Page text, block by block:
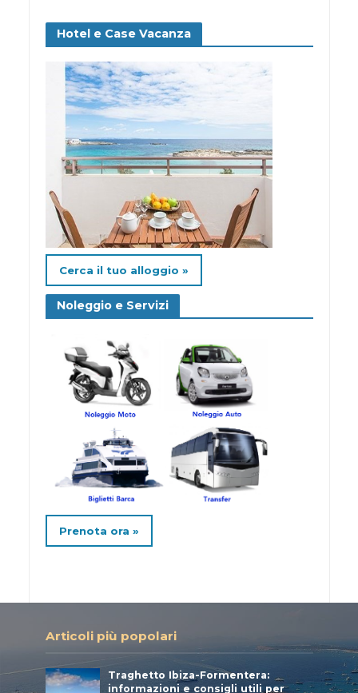
Hotel e Case Vacanza
Cerca il tuo alloggio »
Noleggio e Servizi
Prenota ora »
Articoli più popolari
Traghetto Ibiza-Formentera:
informazioni e consigli utili per